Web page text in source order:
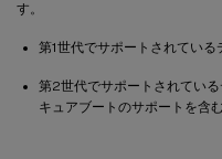
す。
第1世代でサポートされている
第2世代でサポートされてい
キュアブートのサポートを含む